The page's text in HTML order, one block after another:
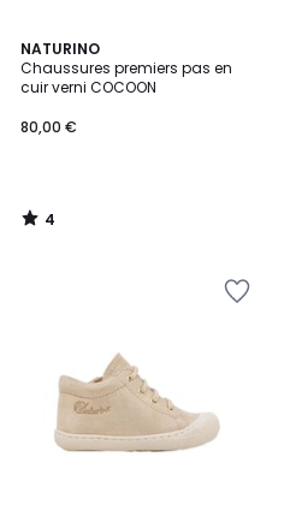
NATURINO
Chaussures premiers pas en
cuir verni COCOON
80,00 €
4
/
5
4
/